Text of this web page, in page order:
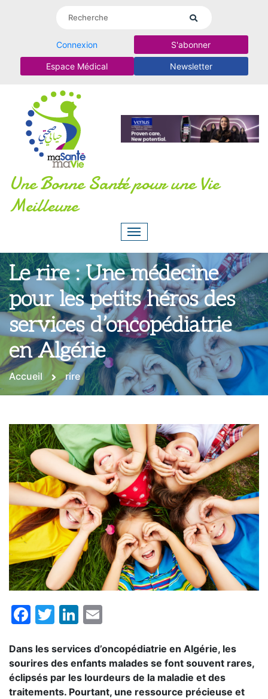
Connexion S'abonner
Espace Médical Newsletter
Une Bonne Santé pour une Vie
Meilleure
Le rire : Une médecine
pour les petits héros des
services d’oncopédiatrie
en Algérie
Accueil rire
Facebook
TwitterLinkedIn
Dans les services d’oncopédiatrie en Algérie, les
sourires des enfants malades se font souvent rares,
éclipsés par les lourdeurs de la maladie et des
traitements. Pourtant, une ressource précieuse et